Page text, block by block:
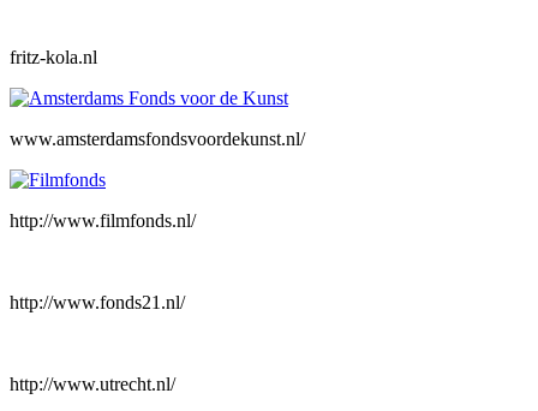
fritz-kola.nl
www.amsterdamsfondsvoordekunst.nl/
http://www.filmfonds.nl/
http://www.fonds21.nl/
http://www.utrecht.nl/